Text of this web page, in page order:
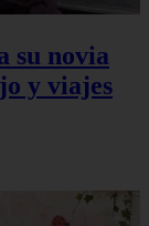
su novia
y viajes